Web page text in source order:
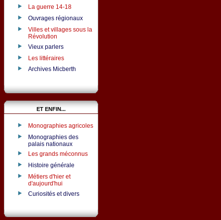
La guerre 14-18
Ouvrages régionaux
Villes et villages sous la
Révolution
Vieux parlers
Les littéraires
Archives Micberth
ET ENFIN...
Monographies agricoles
Monographies des
palais nationaux
Les grands méconnus
Histoire générale
Métiers d'hier et
d'aujourd'hui
Curiosités et divers